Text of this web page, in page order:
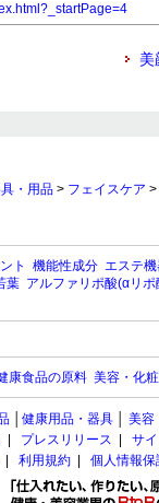
美
・用品 > フェイスケア >
ト 機能性成分 エステ
葉 アルファリポ酸(αリポ
康食品の原料 美容・化
健康用品・器具 美容
プレスリリース
サ
利用規約 個人情報